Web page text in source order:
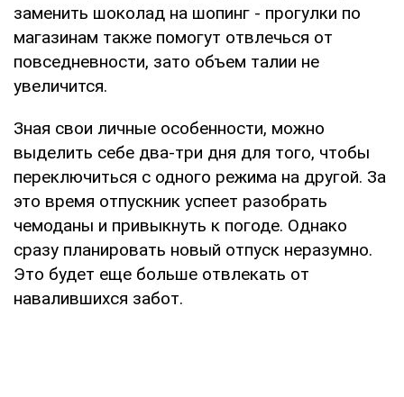
заменить шоколад на шопинг - прогулки по
магазинам также помогут отвлечься от
повседневности, зато объем талии не
увеличится.
Зная свои личные особенности, можно
выделить себе два-три дня для того, чтобы
переключиться с одного режима на другой. За
это время отпускник успеет разобрать
чемоданы и привыкнуть к погоде. Однако
сразу планировать новый отпуск неразумно.
Это будет еще больше отвлекать от
навалившихся забот.